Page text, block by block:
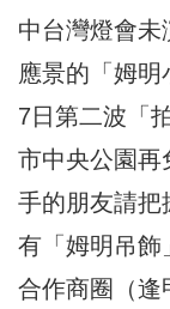
中台灣燈會未
應景的「姆明
7日第二波「
市中央公園再
手的朋友請把
有「姆明吊飾
合作商圈（逢